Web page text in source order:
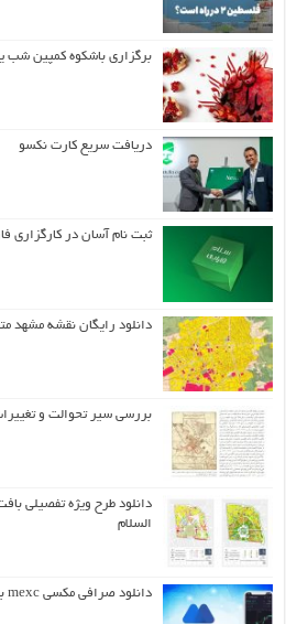
برگزاری باشکوه کمپین شب
دریافت سریع کارت نکسو
ثبت نام آسان در کارگزاری
دانلود رایگان نقشه مشهد
بررسی سیر تحوالت و
دانلود طرح ويژه تفصيلي
السلام
دانلود صرافی مکسی mexc برای اندروید